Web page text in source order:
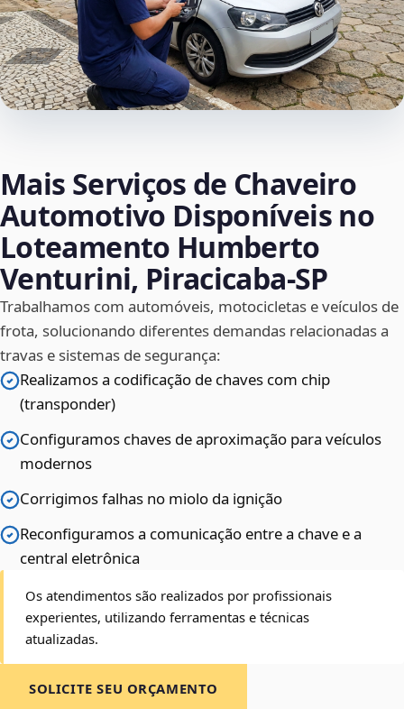
Mais Serviços de Chaveiro
Automotivo Disponíveis no
Loteamento Humberto
Venturini, Piracicaba‑SP
Trabalhamos com automóveis, motocicletas e veículos de
frota, solucionando diferentes demandas relacionadas a
travas e sistemas de segurança:
Realizamos a codificação de chaves com chip
(transponder)
Configuramos chaves de aproximação para veículos
modernos
Corrigimos falhas no miolo da ignição
Reconfiguramos a comunicação entre a chave e a
central eletrônica
Os atendimentos são realizados por profissionais
experientes, utilizando ferramentas e técnicas
atualizadas.
SOLICITE SEU ORÇAMENTO